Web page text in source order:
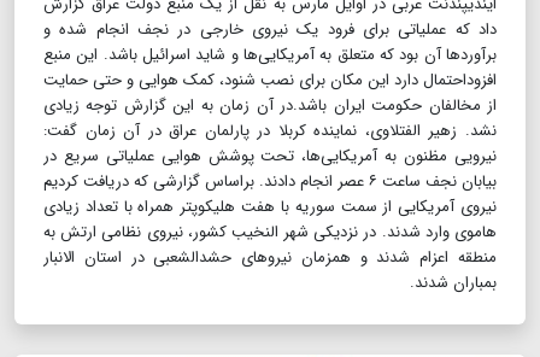
داد که عملیاتی برای فرود یک نیروی خارجی در نجف انجام شده و
برآورد‌ها آن بود که متعلق به آمریکایی‌ها و شاید اسرائیل باشد. این منبع
افزوداحتمال دارد این مکان برای نصب شنود، کمک هوایی و حتی حمایت
از مخالفان حکومت ایران باشد.در آن زمان به این گزارش توجه زیادی
نشد. زهیر الفتلاوی، نماینده کربلا در پارلمان عراق در آن زمان گفت:
نیرویی مظنون به آمریکایی‌ها، تحت پوشش هوایی عملیاتی سریع در
بیابان نجف ساعت ۶ عصر انجام دادند. براساس گزارشی که دریافت کردیم
نیروی آمریکایی از سمت سوریه با هفت هلیکوپتر همراه با تعداد زیادی
هاموی وارد شدند. در نزدیکی شهر النخیب کشور، نیروی نظامی ارتش به
منطقه اعزام شدند و همزمان نیرو‌های حشد‌الشعبی در استان الانبار
بمباران شدند.